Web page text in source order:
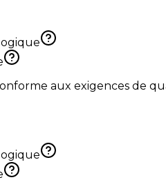
aux exigences de